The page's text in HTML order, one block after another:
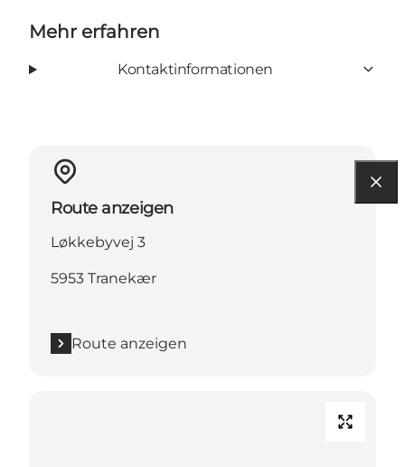
Mehr erfahren
Kontaktinformationen
Route anzeigen
Løkkebyvej 3
5953 Tranekær
Route anzeigen